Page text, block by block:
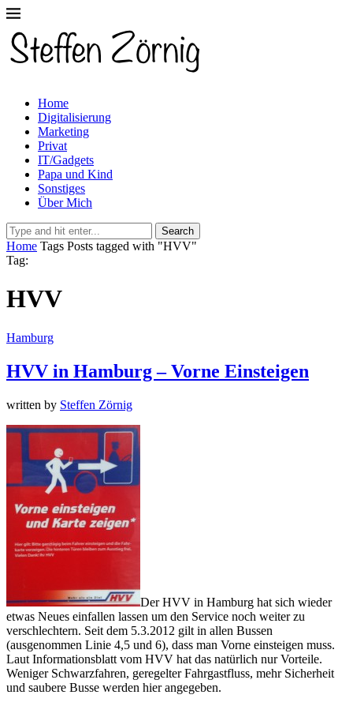
Home
Digitalisierung
Marketing
Privat
IT/Gadgets
Papa und Kind
Sonstiges
Über Mich
Search
Home Tags Posts tagged with "HVV"
Tag:
HVV
Hamburg
HVV in Hamburg – Vorne Einsteigen
written by Steffen Zörnig
Der HVV in Hamburg hat sich wieder
etwas Neues einfallen lassen um den Service noch weiter zu
verschlechtern. Seit dem 5.3.2012 gilt in allen Bussen
(ausgenommen Linie 4,5 und 6), dass man Vorne einsteigen muss.
Laut Informationsblatt vom HVV hat das natürlich nur Vorteile.
Weniger Schwarzfahren, geregelter Fahrgastfluss, mehr Sicherheit
und saubere Busse werden hier angegeben.